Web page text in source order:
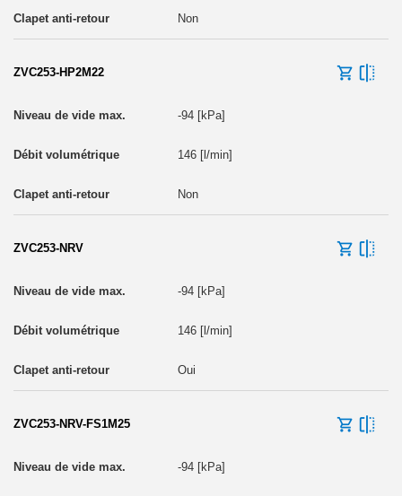
Non
ZVC253-HP2M22
-94 [kPa]
146 [l/min]
Non
ZVC253-NRV
-94 [kPa]
146 [l/min]
Oui
ZVC253-NRV-FS1M25
-94 [kPa]